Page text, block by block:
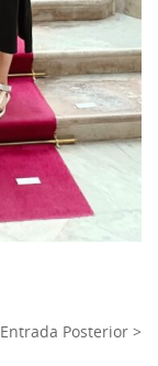
Entrada Posterior >